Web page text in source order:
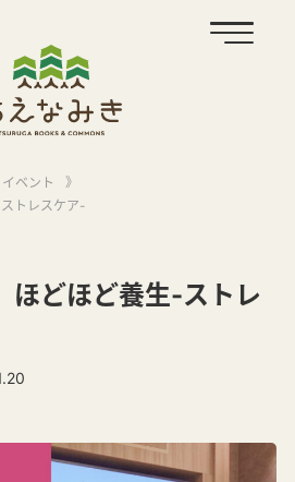
イベント
》
トレスケア-
どほど養生-ストレ